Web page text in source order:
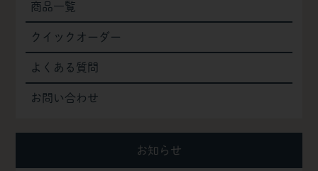
商品一覧
クイックオーダー
よくある質問
お問い合わせ
お知らせ